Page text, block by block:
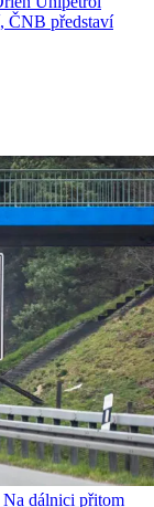
ČNB představí
Na dálnici přitom